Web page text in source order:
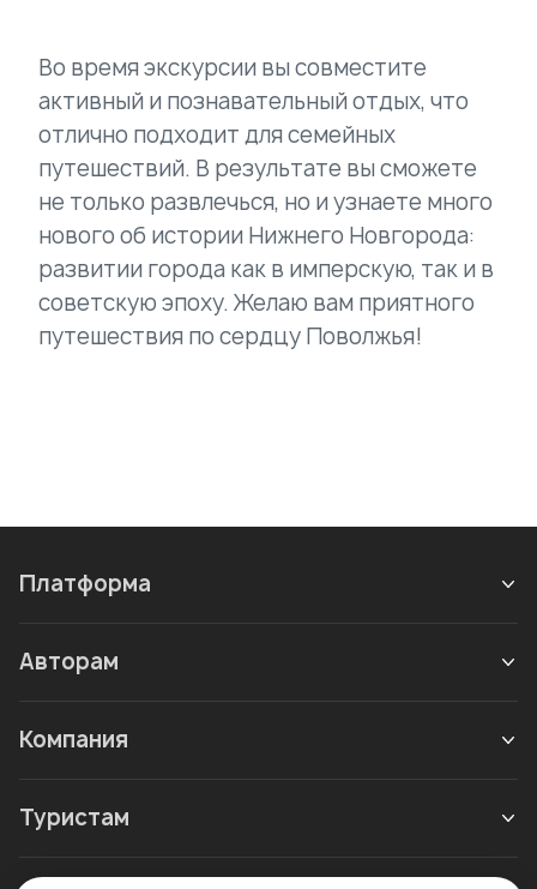
Во время экскурсии вы совместите
активный и познавательный отдых, что
отлично подходит для семейных
путешествий. В результате вы сможете
не только развлечься, но и узнаете много
нового об истории Нижнего Новгорода:
развитии города как в имперскую, так и в
советскую эпоху. Желаю вам приятного
путешествия по сердцу Поволжья!
Платформа
Авторам
Компания
Туристам